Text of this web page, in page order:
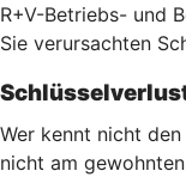
R+V-Betriebs- und
Sie verursachten
Wer kennt nicht
nicht am